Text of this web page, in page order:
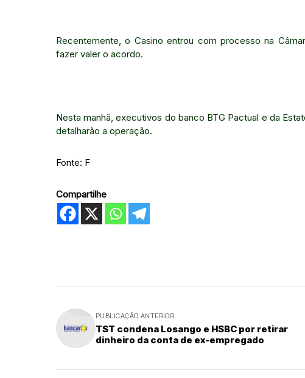
Recentemente, o Casino entrou com processo na
fazer valer o acordo.
Nesta manhã, executivos do banco BTG Pactual e da
detalharão a operação.
Fonte: F
Compartilhe
PUBLICAÇÃO ANTERIOR
TST condena Losango e HSBC por retirar
dinheiro da conta de ex-empregado